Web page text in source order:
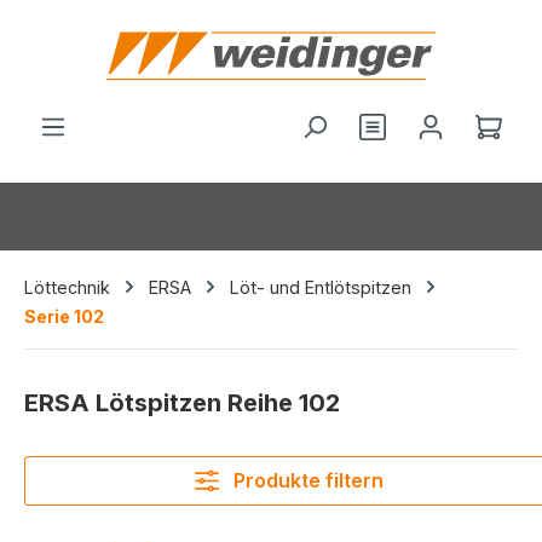
springen
Du hast 0
Löttechnik ERSA
Löt- und Entlötspitzen
Serie 102
ERSA Lötspitzen Reihe 102
Produkte filtern